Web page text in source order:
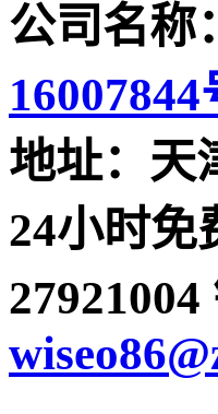
公司名称
16007844
地址：天
24小时免